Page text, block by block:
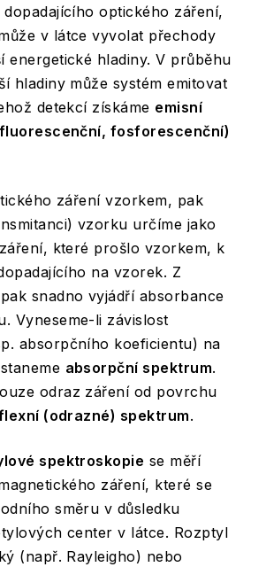
optického záření,
v látce vyvolat přechody
energetické hladiny. V průběhu
hladiny může systém emitovat
detekcí získáme emisní
fosforescenční)
záření vzorkem, pak
vzorku určíme jako
které prošlo vzorkem, k
na vzorek. Z
snadno vyjádří absorbance
Vyneseme-li závislost
absorpčního koeficientu) na
absorpční spektrum.
odraz záření od povrchu
(odrazné) spektrum.
spektroskopie se měří
záření, které se
směru v důsledku
center v látce. Rozptyl
(např. Rayleigho) nebo